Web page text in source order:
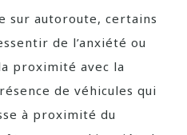
sur autoroute, certains
de l’anxiété ou
proximité avec la
de véhicules qui
à proximité du